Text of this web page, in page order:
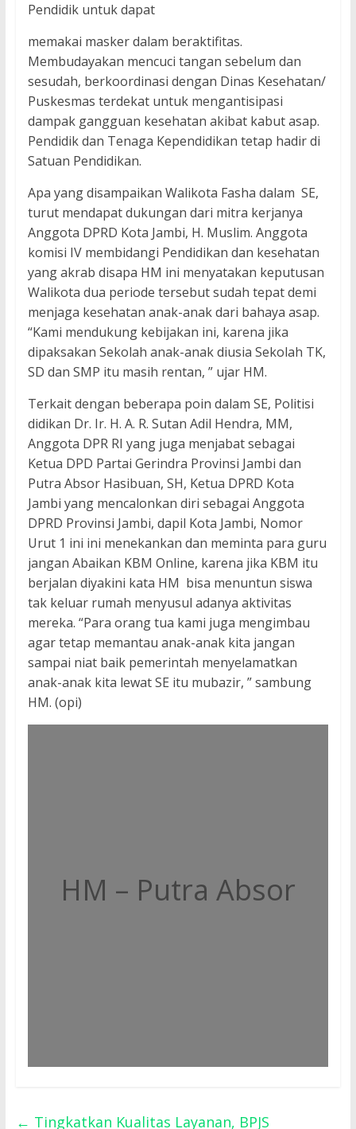
Pendidik untuk dapat
memakai masker dalam beraktifitas.
Membudayakan mencuci tangan sebelum dan
sesudah, berkoordinasi dengan Dinas Kesehatan/
Puskesmas terdekat untuk mengantisipasi
dampak gangguan kesehatan akibat kabut asap.
Pendidik dan Tenaga Kependidikan tetap hadir di
Satuan Pendidikan.
Apa yang disampaikan Walikota Fasha dalam SE,
turut mendapat dukungan dari mitra kerjanya
Anggota DPRD Kota Jambi, H. Muslim. Anggota
komisi IV membidangi Pendidikan dan kesehatan
yang akrab disapa HM ini menyatakan keputusan
Walikota dua periode tersebut sudah tepat demi
menjaga kesehatan anak-anak dari bahaya asap.
“Kami mendukung kebijakan ini, karena jika
dipaksakan Sekolah anak-anak diusia Sekolah TK,
SD dan SMP itu masih rentan, ” ujar HM.
Terkait dengan beberapa poin dalam SE, Politisi
didikan Dr. Ir. H. A. R. Sutan Adil Hendra, MM,
Anggota DPR RI yang juga menjabat sebagai
Ketua DPD Partai Gerindra Provinsi Jambi dan
Putra Absor Hasibuan, SH, Ketua DPRD Kota
Jambi yang mencalonkan diri sebagai Anggota
DPRD Provinsi Jambi, dapil Kota Jambi, Nomor
Urut 1 ini ini menekankan dan meminta para guru
jangan Abaikan KBM Online, karena jika KBM itu
berjalan diyakini kata HM bisa menuntun siswa
tak keluar rumah menyusul adanya aktivitas
mereka. “Para orang tua kami juga mengimbau
agar tetap memantau anak-anak kita jangan
sampai niat baik pemerintah menyelamatkan
anak-anak kita lewat SE itu mubazir, ” sambung
HM. (opi)
HM – Putra Absor
← Tingkatkan Kualitas Layanan, BPJS